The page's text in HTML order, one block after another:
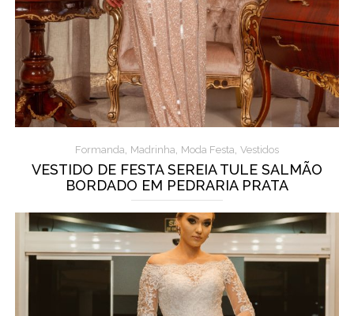
Formanda, Madrinha, Moda Festa, Vestidos
VESTIDO DE FESTA SEREIA TULE SALMÃO
BORDADO EM PEDRARIA PRATA